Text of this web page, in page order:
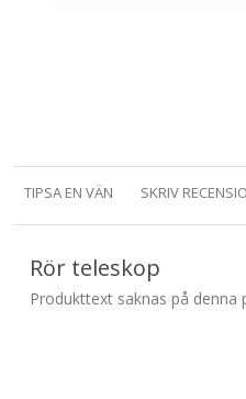
TIPSA EN VÄN SKRIV
Rör teleskop
Produkttext saknas på denna